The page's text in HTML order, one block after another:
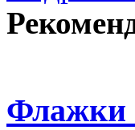
Размер: D 17 см.
Флажки